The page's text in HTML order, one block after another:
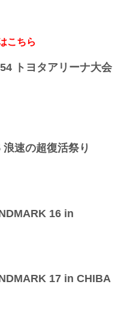
21日（日）12:30開場／14:00開
、イベント進行によって終了
こちら
トヨタアリーナ大会
浪速の超復活祭り
16 in
17 in CHIBA